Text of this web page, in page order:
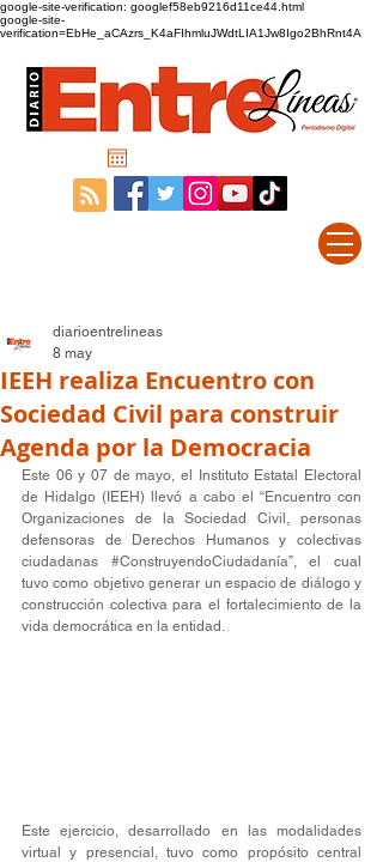
google-site-verification: googlef58eb9216d11ce44.html
google-site-
verification=EbHe_aCAzrs_K4aFIhmluJWdtLIA1Jw8Igo2BhRnt4A
IEEH realiza Encuentro con
Sociedad Civil para construir
Agenda por la Democracia
diarioentrelineas
8 may
Este 06 y 07 de mayo, el Instituto Estatal Electoral
de Hidalgo (IEEH) llevó a cabo el “Encuentro con
Organizaciones de la Sociedad Civil, personas
defensoras de Derechos Humanos y colectivas
ciudadanas #ConstruyendoCiudadanía”, el cual
tuvo como objetivo generar un espacio de diálogo y
construcción colectiva para el fortalecimiento de la
vida democrática en la entidad.
Este ejercicio, desarrollado en las modalidades
virtual y presencial, tuvo como propósito central